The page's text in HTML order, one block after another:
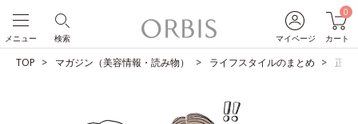
マイページ
0
カート
検索
メニュー
TOP マガジン（美容情報・読み物） ライフスタイルのまとめ 正月